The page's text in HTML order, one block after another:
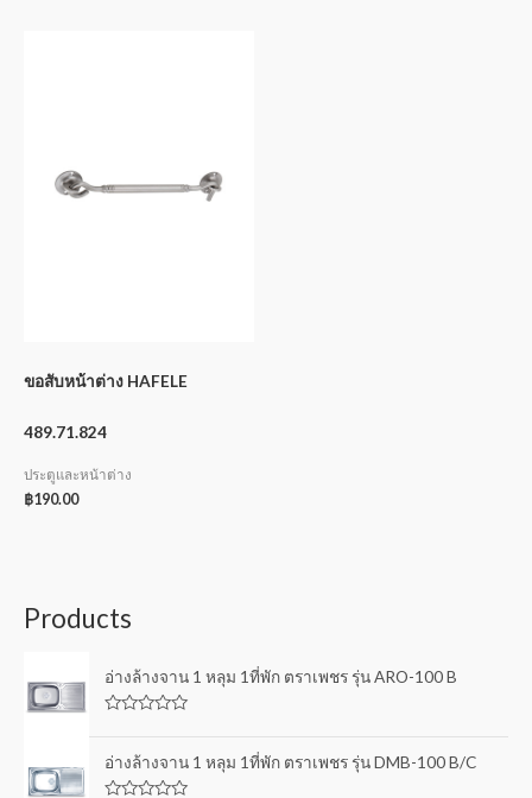
ขอสับหน้าต่าง HAFELE
489.71.824
ประตูและหน้าต่าง
฿190.00
Products
อ่างล้างจาน 1 หลุม 1ที่พัก ตราเพชร รุ่น ARO-100 B
t
e
d
อ่างล้างจาน 1 หลุม 1ที่พัก ตราเพชร รุ่น DMB-100 B/C